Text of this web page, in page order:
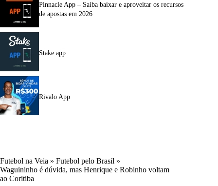
Pinnacle App – Saiba baixar e aproveitar os recursos
de apostas em 2026
Stake app
Rivalo App
Futebol na Veia » Futebol pelo Brasil »
Waguininho é dúvida, mas Henrique e Robinho voltam
ao Coritiba